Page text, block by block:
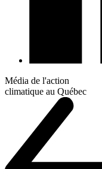
Média de l'action
climatique au Québec